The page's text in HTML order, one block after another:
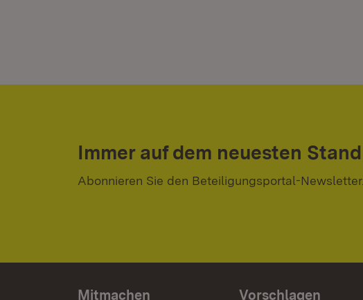
Immer auf dem neuesten Stand
Abonnieren Sie den Beteiligungsportal-Newsletter.
Mitmachen Vorschlagen